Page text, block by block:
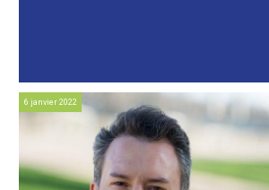
6 janvier 2022